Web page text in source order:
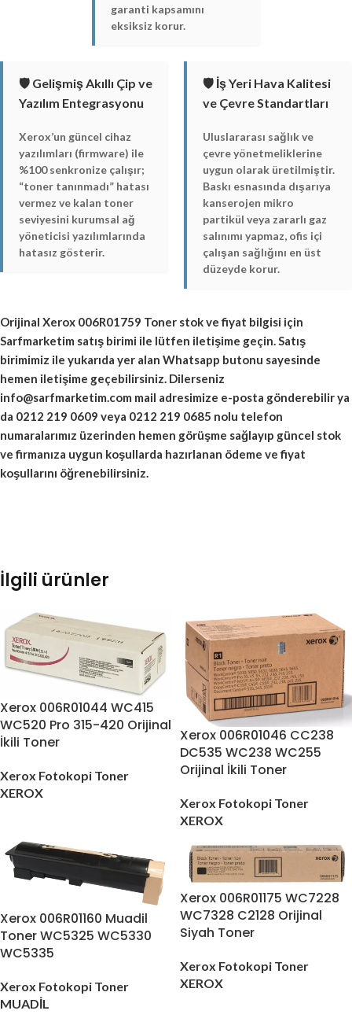
garanti kapsamını
eksiksiz korur.
🛡️ Gelişmiş Akıllı Çip ve
Yazılım Entegrasyonu
Xerox’un güncel cihaz
yazılımları (firmware) ile
%100 senkronize çalışır;
“toner tanınmadı” hatası
vermez ve kalan toner
seviyesini kurumsal ağ
yöneticisi yazılımlarında
hatasız gösterir.
🛡️ İş Yeri Hava Kalitesi
ve Çevre Standartları
Uluslararası sağlık ve
çevre yönetmeliklerine
uygun olarak üretilmiştir.
Baskı esnasında dışarıya
kanserojen mikro
partikül veya zararlı gaz
salınımı yapmaz, ofis içi
çalışan sağlığını en üst
düzeyde korur.
Orijinal Xerox 006R01759 Toner stok ve fiyat bilgisi için
Sarfmarketim satış birimi ile lütfen iletişime geçin. Satış
birimimiz ile yukarıda yer alan Whatsapp butonu sayesinde
hemen iletişime geçebilirsiniz. Dilerseniz
info@sarfmarketim.com mail adresimize e-posta gönderebilir ya
da 0212 219 0609 veya 0212 219 0685 nolu telefon
numaralarımız üzerinden hemen görüşme sağlayıp güncel stok
ve firmanıza uygun koşullarda hazırlanan ödeme ve fiyat
koşullarını öğrenebilirsiniz.
İlgili ürünler
Xerox 006R01044 WC415
WC520 Pro 315-420 Orijinal
İkili Toner
Xerox Fotokopi Toner
XEROX
Xerox 006R01046 CC238
DC535 WC238 WC255
Orijinal İkili Toner
Xerox Fotokopi Toner
XEROX
Xerox 006R01160 Muadil
Toner WC5325 WC5330
WC5335
Xerox Fotokopi Toner
MUADİL
Xerox 006R01175 WC7228
WC7328 C2128 Orijinal
Siyah Toner
Xerox Fotokopi Toner
XEROX